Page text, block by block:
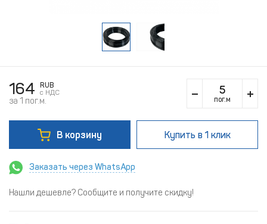
164
RUB
c НДС
за 1 пог.м. пог.м
В корзину Купить в 1 клик
Заказать через WhatsApp
Нашли дешевле? Сообщите и получите скидку!